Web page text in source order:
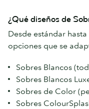
¿Qué diseños de
Desde estándar
opciones que se
Sobres Blancos
Sobres Blancos
Sobres de Color
Sobres